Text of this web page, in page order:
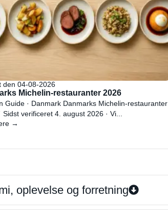
den 04-08-2026
Michelin-restauranter 2026
Guide · Danmark Danmarks Michelin-restauranter
verificeret 4. august 2026 · Vi...
→
oplevelse og forretning